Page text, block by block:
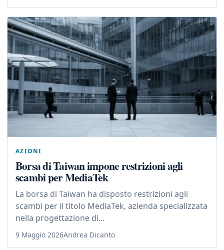
AZIONI
Borsa di Taiwan impone restrizioni agli
scambi per MediaTek
La borsa di Taiwan ha disposto restrizioni agli
scambi per il titolo MediaTek, azienda specializzata
nella progettazione di...
9 Maggio 2026Andrea Dicanto